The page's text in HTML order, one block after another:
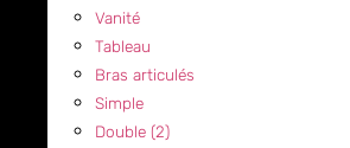
Vanité
Tableau
Bras articulés
Simple
Double (2)